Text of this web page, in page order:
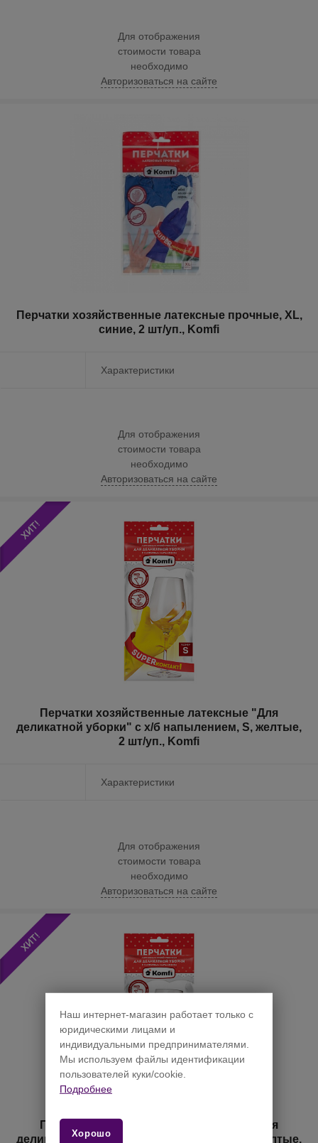
Для отображения
стоимости товара
необходимо
Авторизоваться на сайте
Перчатки хозяйственные латексные прочные, XL,
синие, 2 шт/уп., Komfi
Характеристики
Для отображения
стоимости товара
необходимо
Авторизоваться на сайте
Перчатки хозяйственные латексные "Для
деликатной уборки" с х/б напылением, S, желтые,
2 шт/уп., Komfi
Характеристики
Для отображения
стоимости товара
необходимо
Авторизоваться на сайте
Перчатки хозяйственные латексные "Для
деликатной уборки" с х/б напылением, S, желтые,
Наш интернет-магазин работает только с
юридическими лицами и
индивидуальными предпринимателями.
Мы используем файлы идентификации
пользователей куки/cookie.
Подробнее
Хорошо